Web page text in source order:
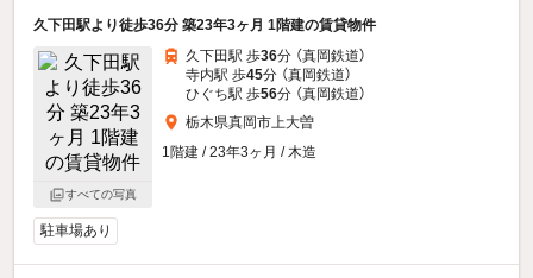
久下田駅より徒歩36分 築23年3ヶ月 1階建の賃貸物件
すべての写真
久下田駅 歩36分 （真岡鉄道）
寺内駅 歩45分 （真岡鉄道）
ひぐち駅 歩56分 （真岡鉄道）
栃木県真岡市上大曽
1階建 / 23年3ヶ月 / 木造
駐車場あり